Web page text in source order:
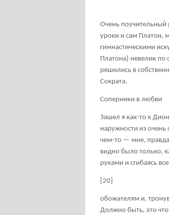
Очень поучительный
уроки и сам Платон,
гимнастическими
Платона) невелик по
решились в
Сократа.
Соперники в любви
Зашел я как-то к
наружности из очень
чем-то — мне,
видно было только,
руками и сгибаясь
[20]
обожателям и,
Должно быть, это